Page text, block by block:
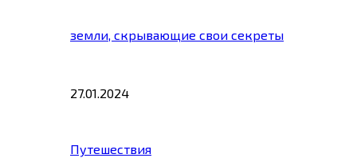
земли, скрывающие свои секреты
27.01.2024
Путешествия